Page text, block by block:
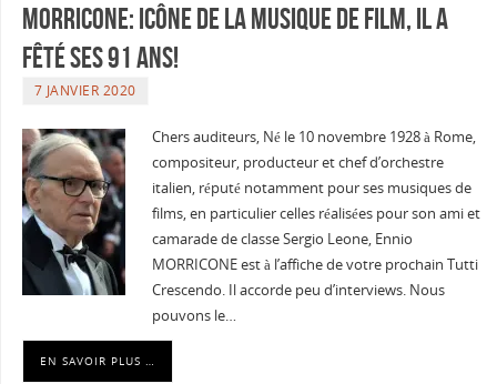
MORRICONE: Icône de la musique de film, il a
fêté ses 91 ans!
7 JANVIER 2020
Chers auditeurs, Né le 10 novembre 1928 à Rome,
compositeur, producteur et chef d’orchestre
italien, réputé notamment pour ses musiques de
films, en particulier celles réalisées pour son ami et
camarade de classe Sergio Leone, Ennio
MORRICONE est à l’affiche de votre prochain Tutti
Crescendo. Il accorde peu d’interviews. Nous
pouvons le…
EN SAVOIR PLUS …